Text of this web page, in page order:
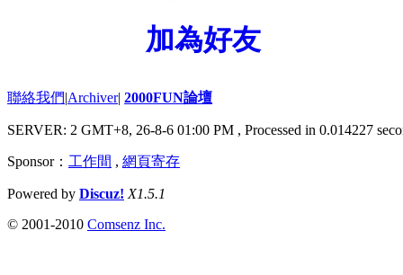
加為好友
聯絡我們|Archiver| 2000FUN論壇
SERVER: 2 GMT+8, 26-8-6 01:00 PM , Processed in 0.014227
Sponsor： 工作間 , 網頁寄存
Powered by Discuz! X1.5.1
© 2001-2010 Comsenz Inc.